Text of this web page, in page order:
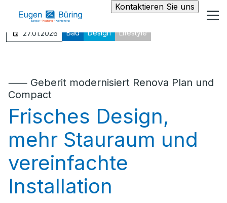
Kontaktieren Sie uns
27.01.2026 Bad Design Lifestyle
⸺ Geberit modernisiert Renova Plan und
Compact
Frisches Design,
mehr Stauraum und
vereinfachte
Installation